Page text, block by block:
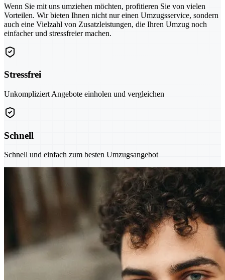
Wenn Sie mit uns umziehen möchten, profitieren Sie von vielen
Vorteilen. Wir bieten Ihnen nicht nur einen Umzugsservice, sondern
auch eine Vielzahl von Zusatzleistungen, die Ihren Umzug noch
einfacher und stressfreier machen.
Stressfrei
Unkompliziert Angebote einholen und vergleichen
Schnell
Schnell und einfach zum besten Umzugsangebot